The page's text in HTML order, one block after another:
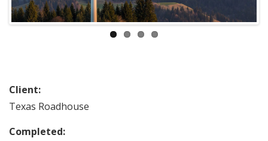
Client:
Texas Roadhouse
Completed: